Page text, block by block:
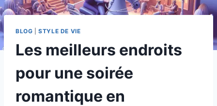
BLOG |STYLE DE VIE
Les meilleurs endroits
pour une soirée
romantique en